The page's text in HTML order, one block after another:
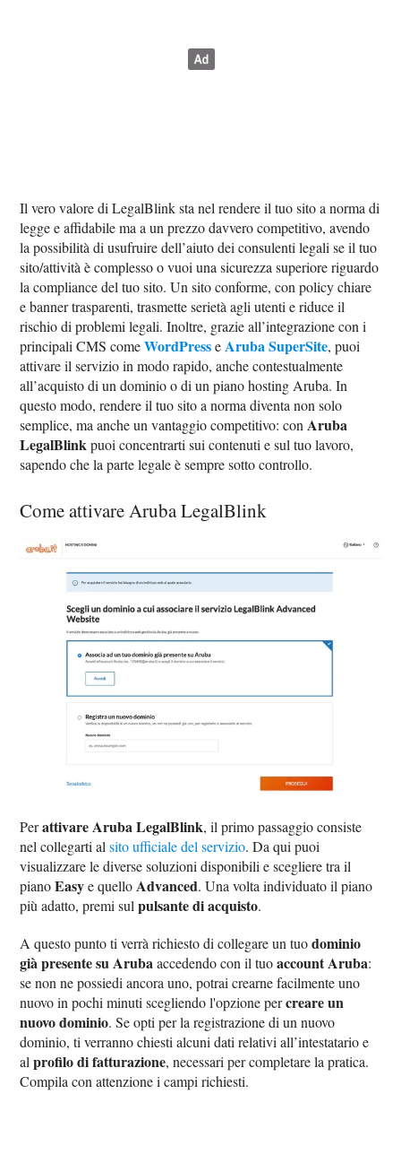
Il vero valore di LegalBlink sta nel rendere il tuo sito a norma di
legge e affidabile ma a un prezzo davvero competitivo, avendo
la possibilità di usufruire dell’aiuto dei consulenti legali se il tuo
sito/attività è complesso o vuoi una sicurezza superiore riguardo
la compliance del tuo sito. Un sito conforme, con policy chiare
e banner trasparenti, trasmette serietà agli utenti e riduce il
rischio di problemi legali. Inoltre, grazie all’integrazione con i
principali CMS comeWordPresse Aruba SuperSite, puoi
attivare il servizio in modo rapido, anche contestualmente
all’acquisto di un dominio o di un piano hosting Aruba. In
questo modo, rendere il tuo sito a norma diventa non solo
semplice, ma anche un vantaggio competitivo: con Aruba
LegalBlinkpuoi concentrarti sui contenuti e sul tuo lavoro,
sapendo che la parte legale è sempre sotto controllo.
Come attivare Aruba LegalBlink
Perattivare Aruba LegalBlink, il primo passaggio consiste
nel collegarti alsito ufficiale del servizio. Da qui puoi
visualizzare le diverse soluzioni disponibili e scegliere tra il
pianoEasye quello Advanced. Una volta individuato il piano
più adatto, premi sulpulsante di acquisto.
A questo punto ti verrà richiesto di collegare un tuodominio
già presente su Arubaaccedendo con il tuoaccount Aruba:
se non ne possiedi ancora uno, potrai crearne facilmente uno
nuovo in pochi minuti scegliendo l'opzione percreare un
nuovo dominio. Se opti per la registrazione di un nuovo
dominio, ti verranno chiesti alcuni dati relativi all’intestatario e
alprofilo di fatturazione, necessari per completare la pratica.
Compila con attenzione i campi richiesti.